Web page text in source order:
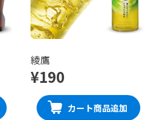
綾鷹
¥190
カート商品追加